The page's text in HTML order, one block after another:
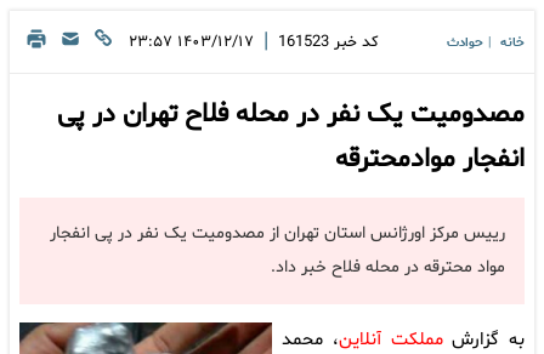
خانه حوادث کد خبر 161523
| ۱۴۰۳/۱۲/۱۷ ۲۳:۵۷
مصدومیت یک نفر در محله فلاح تهران در پی
انفجار موادمحترقه
رییس مرکز اورژانس استان تهران از مصدومیت یک نفر در پی انفجار
مواد محترقه در محله فلاح خبر داد.
به گزارشمملکت آنلاین، محمد